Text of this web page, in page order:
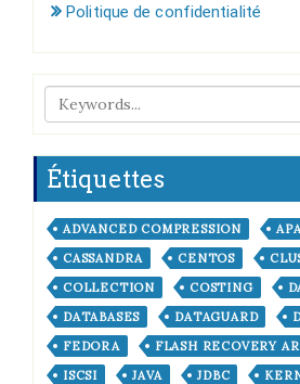
Politique de confidentialité
Étiquettes
ADVANCED COMPRESSION
CASSANDRA
CENTOS
COLLECTION
COSTING
DATABASES
DATAGUARD
FEDORA
FLASH RECOVERY
ISCSI
JAVA JDBC